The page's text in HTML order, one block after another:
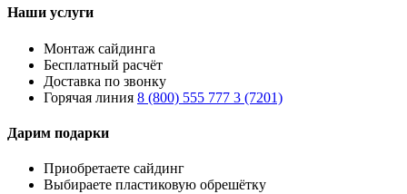
Наши услуги
Монтаж сайдинга
Бесплатный расчёт
Доставка по звонку
Горячая линия 8 (800) 555 777 3 (7201)
Дарим подарки
Приобретаете сайдинг
Выбираете пластиковую обрешётку